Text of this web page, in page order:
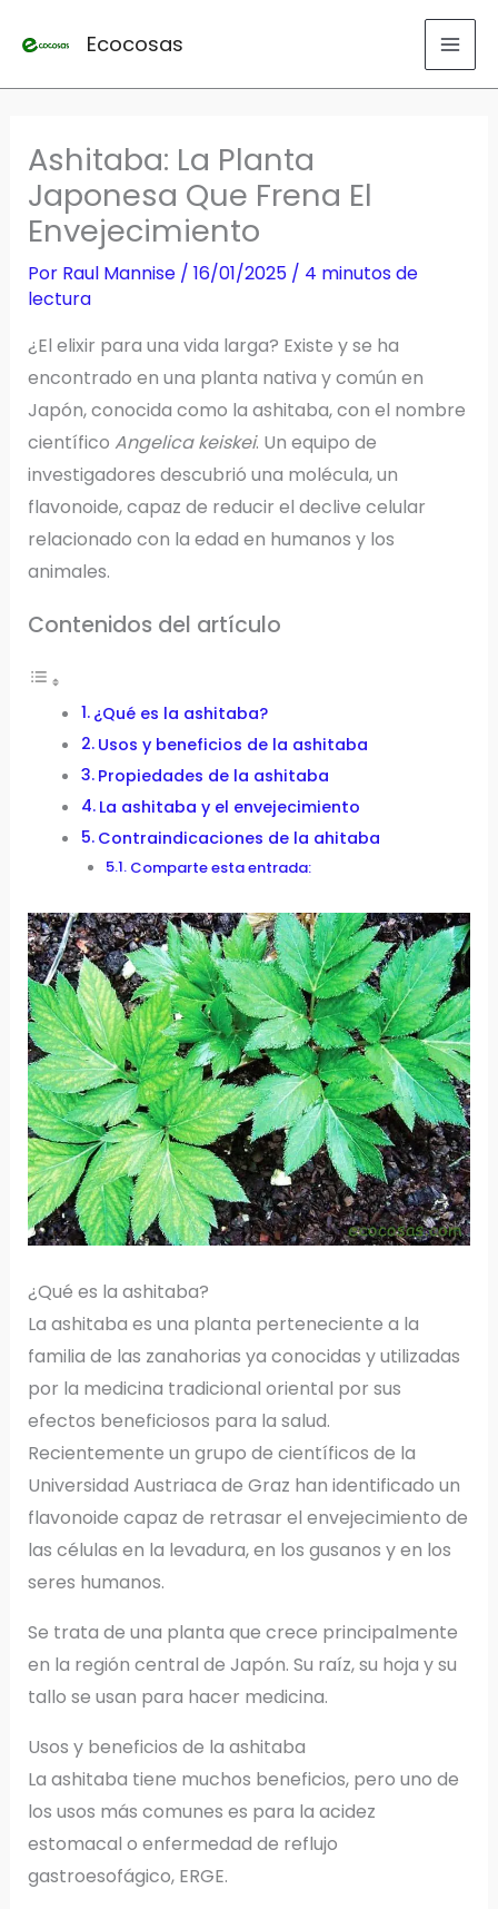
Ecocosas
Ashitaba: La Planta
Japonesa Que Frena El
Envejecimiento
Por Raul Mannise / 16/01/2025 / 4 minutos de
lectura
¿El elixir para una vida larga? Existe y se ha
encontrado en una planta nativa y común en
Japón, conocida como la ashitaba, con el nombre
científico Angelica keiskei. Un equipo de
investigadores descubrió una molécula, un
flavonoide, capaz de reducir el declive celular
relacionado con la edad en humanos y los
animales.
Contenidos del artículo
¿Qué es la ashitaba?
Usos y beneficios de la ashitaba
Propiedades de la ashitaba
La ashitaba y el envejecimiento
Contraindicaciones de la ahitaba
Comparte esta entrada:
¿Qué es la ashitaba?
La ashitaba es una planta perteneciente a la
familia de las zanahorias ya conocidas y utilizadas
por la medicina tradicional oriental por sus
efectos beneficiosos para la salud.
Recientemente un grupo de científicos de la
Universidad Austriaca de Graz han identificado un
flavonoide capaz de retrasar el envejecimiento de
las células en la levadura, en los gusanos y en los
seres humanos.
Se trata de una planta que crece principalmente
en la región central de Japón. Su raíz, su hoja y su
tallo se usan para hacer medicina.
Usos y beneficios de la ashitaba
La ashitaba tiene muchos beneficios, pero uno de
los usos más comunes es para la acidez
estomacal o enfermedad de reflujo
gastroesofágico, ERGE.